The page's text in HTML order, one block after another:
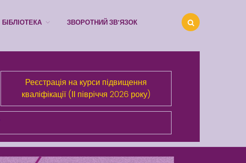
Про Академію
Розділи сайта
Публічна інформація
Бібліотека
БІБЛІОТЕКА ЗВОРОТНИЙ ЗВ’ЯЗОК
Реєстрація на курси підвищення
кваліфікації (ІІ півріччя 2026 року)